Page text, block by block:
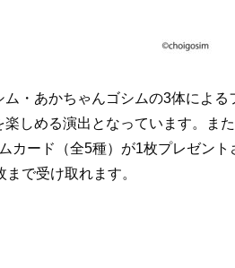
・あかちゃんゴシムの3体による
しめる演出となっています。ま
カード（全5種）が1枚プレゼント
で受け取れます。